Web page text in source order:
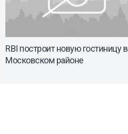
RBI построит новую гостиницу в
Московском районе